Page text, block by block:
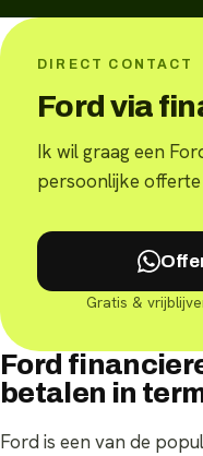
DIRECT CONTACT
Ford via
Ik wil graag een
persoonlijke
Gratis &
Ford
betalen in
Ford is een van de